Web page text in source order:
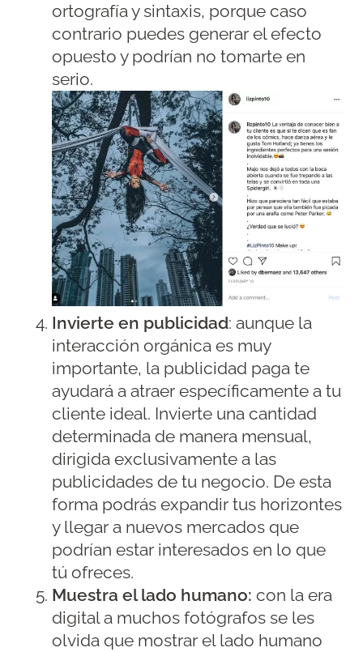
ortografía y sintaxis, porque caso
contrario puedes generar el efecto
opuesto y podrían no tomarte en
serio.
Invierte en publicidad: aunque la
interacción orgánica es muy
importante, la publicidad paga te
ayudará a atraer específicamente a tu
cliente ideal. Invierte una cantidad
determinada de manera mensual,
dirigida exclusivamente a las
publicidades de tu negocio. De esta
forma podrás expandir tus horizontes
y llegar a nuevos mercados que
podrían estar interesados en lo que
tú ofreces.
Muestra el lado humano: con la era
digital a muchos fotógrafos se les
olvida que mostrar el lado humano